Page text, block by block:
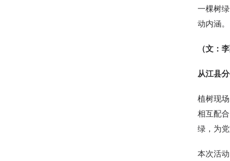
一棵树
动内涵。
（文：李
从江县
植树现
相互配
绿，为
本次活